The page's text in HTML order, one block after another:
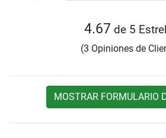
4.67 de 5
(3 Opiniones de
MOSTRAR FORMULARIO